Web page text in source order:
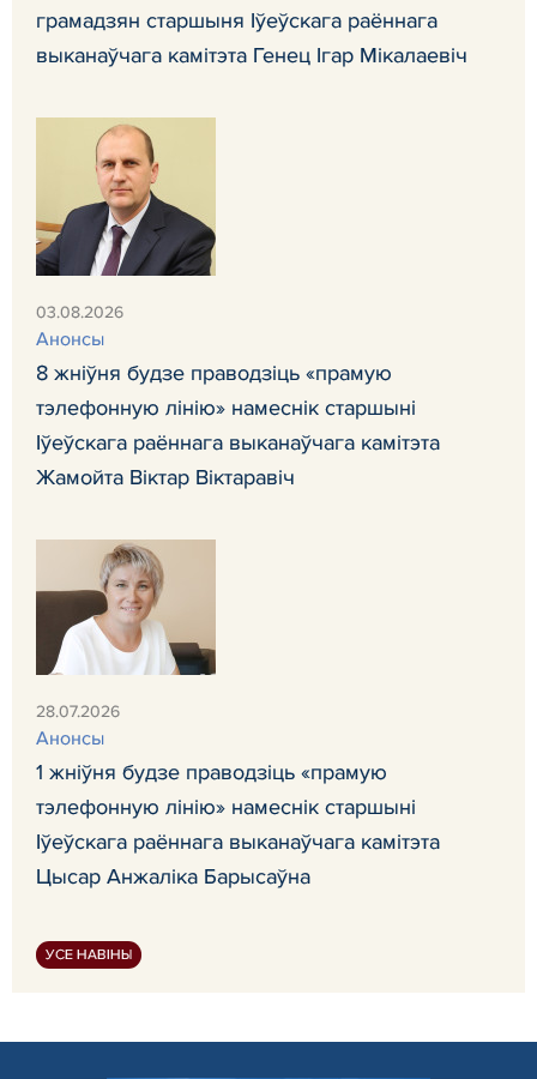
грамадзян старшыня Іўеўскага раённага
выканаўчага камітэта Генец Ігар Мікалаевіч
03.08.2026
Анонсы
8 жніўня будзе праводзіць «прамую
тэлефонную лінію» намеснік старшыні
Іўеўскага раённага выканаўчага камітэта
Жамойта Віктар Віктаравіч
28.07.2026
Анонсы
1 жніўня будзе праводзіць «прамую
тэлефонную лінію» намеснік старшыні
Іўеўскага раённага выканаўчага камітэта
Цысар Анжаліка Барысаўна
УСЕ НАВІНЫ